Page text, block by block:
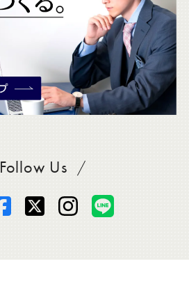
Follow UsSADAをフォロー
オ
オ
オ